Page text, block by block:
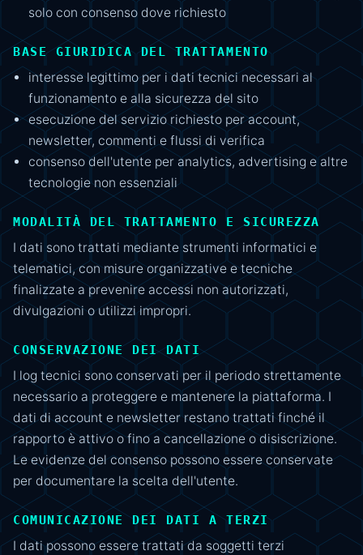
solo con consenso dove richiesto
BASE GIURIDICA DEL TRATTAMENTO
interesse legittimo per i dati tecnici necessari al
funzionamento e alla sicurezza del sito
esecuzione del servizio richiesto per account,
newsletter, commenti e flussi di verifica
consenso dell'utente per analytics, advertising e altre
tecnologie non essenziali
MODALITÀ DEL TRATTAMENTO E SICUREZZA
I dati sono trattati mediante strumenti informatici e
telematici, con misure organizzative e tecniche
finalizzate a prevenire accessi non autorizzati,
divulgazioni o utilizzi impropri.
CONSERVAZIONE DEI DATI
I log tecnici sono conservati per il periodo strettamente
necessario a proteggere e mantenere la piattaforma. I
dati di account e newsletter restano trattati finché il
rapporto è attivo o fino a cancellazione o disiscrizione.
Le evidenze del consenso possono essere conservate
per documentare la scelta dell'utente.
COMUNICAZIONE DEI DATI A TERZI
I dati possono essere trattati da soggetti terzi